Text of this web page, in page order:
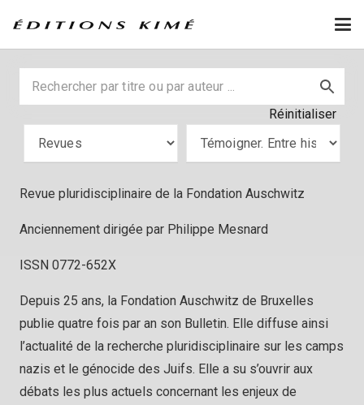
Réinitialiser
Revue pluridisciplinaire de la Fondation Auschwitz
Anciennement dirigée par Philippe Mesnard
ISSN 0772-652X
Depuis 25 ans, la Fondation Auschwitz de Bruxelles
publie quatre fois par an son Bulletin. Elle diffuse ainsi
l’actualité de la recherche pluridisciplinaire sur les camps
nazis et le génocide des Juifs. Elle a su s’ouvrir aux
débats les plus actuels concernant les enjeux de